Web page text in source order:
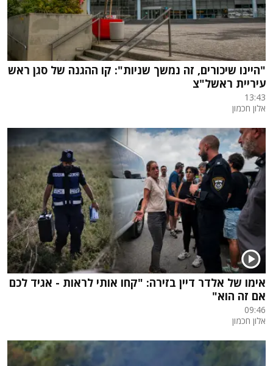
"היינו שיכורים, זה נמשך שניות": קו ההגנה של סגן ראש
עיריית ראשל"צ
13:43
אלון חכמון
אימו של אלדר דיין בזירה: "קחו אותי לראות - אגיד לכם
אם זה הוא"
09:46
אלון חכמון